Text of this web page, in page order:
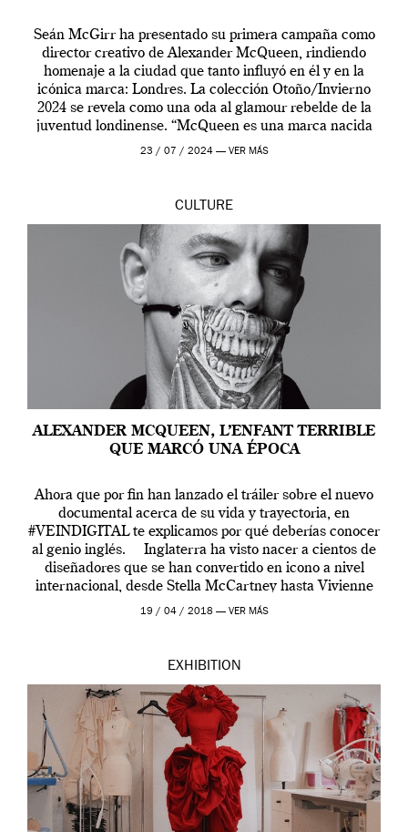
Seán McGirr ha presentado su primera campaña como
director creativo de Alexander McQueen, rindiendo
homenaje a la ciudad que tanto influyó en él y en la
icónica marca: Londres. La colección Otoño/Invierno
2024 se revela como una oda al glamour rebelde de la
juventud londinense. “McQueen es una marca nacida
en Londres y siempre ha […]
23 / 07 / 2024 — VER MÁS
CULTURE
ALEXANDER MCQUEEN, L’ENFANT TERRIBLE
QUE MARCÓ UNA ÉPOCA
Ahora que por fin han lanzado el tráiler sobre el nuevo
documental acerca de su vida y trayectoria, en
#VEINDIGITAL te explicamos por qué deberías conocer
al genio inglés. Inglaterra ha visto nacer a cientos de
diseñadores que se han convertido en icono a nivel
internacional, desde Stella McCartney hasta Vivienne
Westwood pasando […]
19 / 04 / 2018 — VER MÁS
EXHIBITION